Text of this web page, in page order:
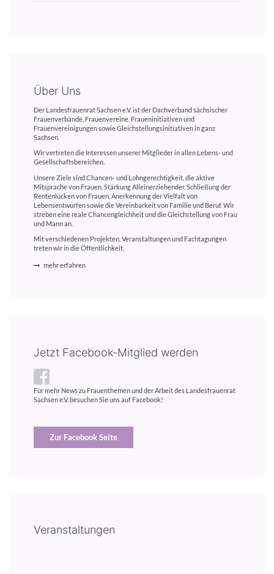
Über Uns
Der Landesfrauenrat Sachsen e.V. ist der Dachverband sächsischer
Frauenverbände, Frauenvereine, Fraueninitiativen und
Frauenvereinigungen sowie Gleichstellungsinitiativen in ganz
Sachsen.
Wir vertreten die Interessen unserer Mitglieder in allen Lebens- und
Gesellschaftsbereichen.
Unsere Ziele sind Chancen- und Lohngerechtigkeit, die aktive
Mitsprache von Frauen, Stärkung Alleinerziehender, Schließung der
Rentenlücken von Frauen, Anerkennung der Vielfalt von
Lebensentwürfen sowie die Vereinbarkeit von Familie und Beruf. Wir
streben eine reale Chancengleichheit und die Gleichstellung von Frau
und Mann an.
Mit verschiedenen Projekten, Veranstaltungen und Fachtagungen
treten wir in die Öffentlichkeit.
mehr erfahren
Jetzt Facebook-Mitglied werden
Für mehr News zu Frauenthemen und der Arbeit des Landesfrauenrat
Sachsen e.V. besuchen Sie uns auf Facebook!
Zur Facebook Seite
Veranstaltungen